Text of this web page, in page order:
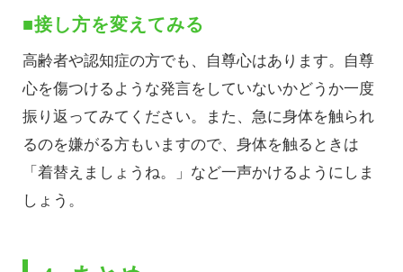
■接し方を変えてみる
高齢者や認知症の方でも、自尊心はあります。自尊
心を傷つけるような発言をしていないかどうか一度
振り返ってみてください。また、急に身体を触られ
るのを嫌がる方もいますので、身体を触るときは
「着替えましょうね。」など一声かけるようにしま
しょう。